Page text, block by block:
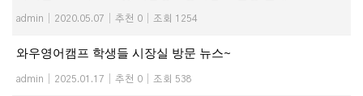
admin 2020.05.07 추천 0 조회 1254
와우영어캠프 학생들 시장실 방문 뉴스~
admin 2025.01.17 추천 0 조회 538